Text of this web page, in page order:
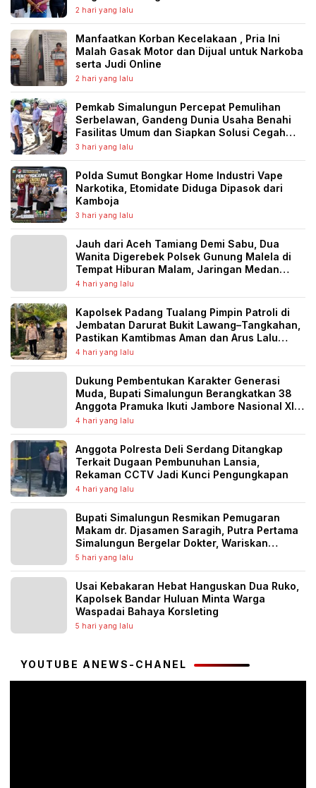
2 hari yang lalu
Manfaatkan Korban Kecelakaan , Pria Ini
Malah Gasak Motor dan Dijual untuk Narkoba
serta Judi Online
2 hari yang lalu
Pemkab Simalungun Percepat Pemulihan
Serbelawan, Gandeng Dunia Usaha Benahi
Fasilitas Umum dan Siapkan Solusi Cegah
Banjir Berulang
3 hari yang lalu
Polda Sumut Bongkar Home Industri Vape
Narkotika, Etomidate Diduga Dipasok dari
Kamboja
3 hari yang lalu
Jauh dari Aceh Tamiang Demi Sabu, Dua
Wanita Digerebek Polsek Gunung Malela di
Tempat Hiburan Malam, Jaringan Medan
Diburu
4 hari yang lalu
Kapolsek Padang Tualang Pimpin Patroli di
Jembatan Darurat Bukit Lawang–Tangkahan,
Pastikan Kamtibmas Aman dan Arus Lalu
Lintas Lancar
4 hari yang lalu
Dukung Pembentukan Karakter Generasi
Muda, Bupati Simalungun Berangkatkan 38
Anggota Pramuka Ikuti Jambore Nasional XII
Tahun 2026
4 hari yang lalu
Anggota Polresta Deli Serdang Ditangkap
Terkait Dugaan Pembunuhan Lansia,
Rekaman CCTV Jadi Kunci Pengungkapan
4 hari yang lalu
Bupati Simalungun Resmikan Pemugaran
Makam dr. Djasamen Saragih, Putra Pertama
Simalungun Bergelar Dokter, Wariskan
Semangat Pengabdian untuk Generasi
Penerus
5 hari yang lalu
Usai Kebakaran Hebat Hanguskan Dua Ruko,
Kapolsek Bandar Huluan Minta Warga
Waspadai Bahaya Korsleting
5 hari yang lalu
YOUTUBE ANEWS-CHANEL